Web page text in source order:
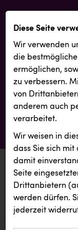
aktuelle
aktuelle
Diese Seite
Wir verwenden
die
ermöglichen,
zu verbessern.
von
anderem auch
verarbeitet.
Wir weisen in
dass Sie sich mit
damit
Seite
Drittanbietern
werden dürfen.
jederzeit